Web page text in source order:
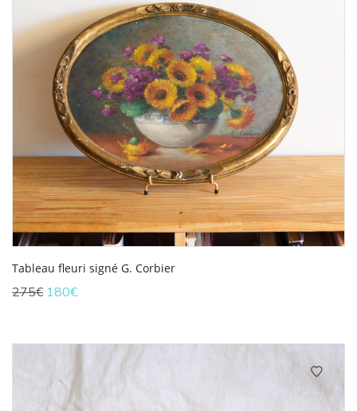
Tableau fleuri signé G. Corbier
275€ Le
était :
275€.
180€Le
est :